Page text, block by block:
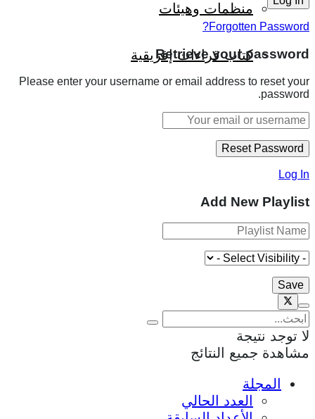
منظمات وهيئات
كتاب قراءات إفريقية
Forgotten Password?
Retrieve your password
Please enter your username or email address to reset your
password.
Log In
Add New Playlist
لا توجد نتيجة
مشاهدة جميع النتائج
المجلة
العدد الحالي